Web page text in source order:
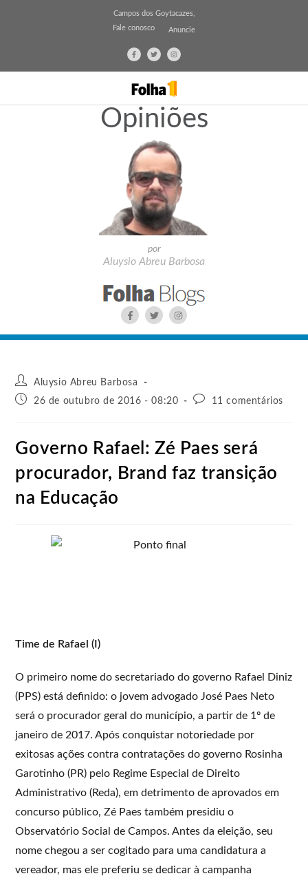
Campos dos Goytacazes,
Fale conosco
Anuncie
Opiniões
por
Aluysio Abreu Barbosa
Aluysio Abreu Barbosa
26 de outubro de 2016 - 08:20
11 comentários
Governo Rafael: Zé Paes será
procurador, Brand faz transição
na Educação
Time de Rafael (I)
O primeiro nome do secretariado do governo Rafael Diniz
(PPS) está definido: o jovem advogado José Paes Neto
será o procurador geral do município, a partir de 1º de
janeiro de 2017. Após conquistar notoriedade por
exitosas ações contra contratações do governo Rosinha
Garotinho (PR) pelo Regime Especial de Direito
Administrativo (Reda), em detrimento de aprovados em
concurso público, Zé Paes também presidiu o
Observatório Social de Campos. Antes da eleição, seu
nome chegou a ser cogitado para uma candidatura a
vereador, mas ele preferiu se dedicar à campanha